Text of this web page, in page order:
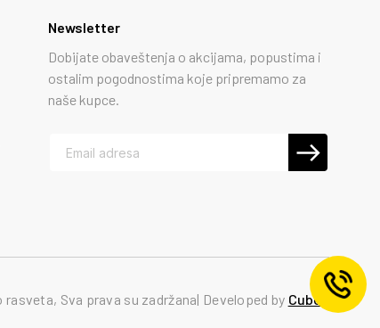
Newsletter
Dobijate obaveštenja o akcijama, popustima i
ostalim pogodnostima koje pripremamo za
naše kupce.
Sva prava su zadržana Developed by Cubes